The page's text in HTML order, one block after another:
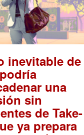
inevitable de
una
sin
de Take-
ya prepara